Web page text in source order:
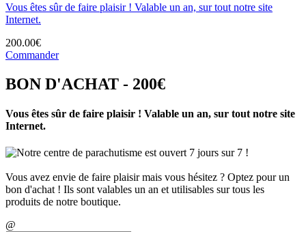
Vous êtes sûr de faire plaisir ! Valable un an, sur tout notre site
Internet.
200.00€
Commander
BON D'ACHAT - 200€
Vous êtes sûr de faire plaisir ! Valable un an, sur tout notre site
Internet.
Notre centre de parachutisme est ouvert 7 jours sur 7 !
Vous avez envie de faire plaisir mais vous hésitez ? Optez pour un
bon d'achat ! Ils sont valables un an et utilisables sur tous les
produits de notre boutique.
@